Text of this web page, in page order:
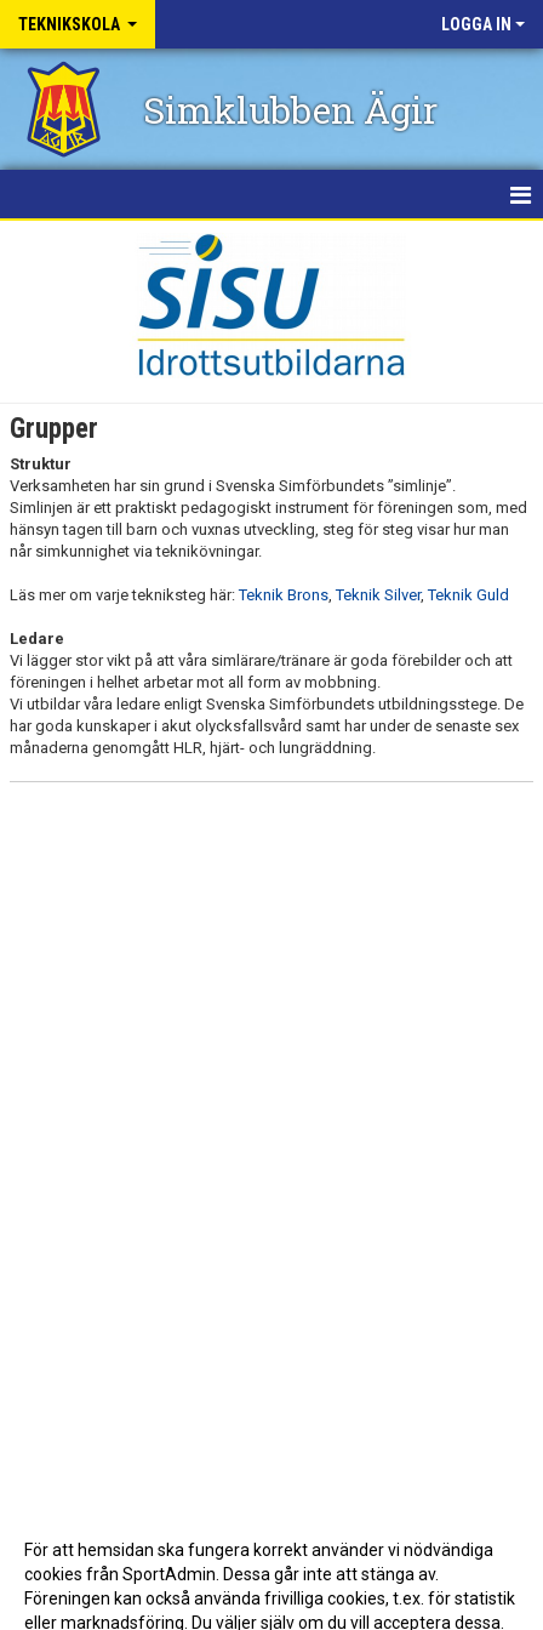
TEKNIKSKOLA LOGGA IN
Simklubben Ägir
TEKNIK SILVER
TEKNIK GULD
SIMIDROTTSGRUPP
TÄVLINGAR
BOKA AKTIVITET
Grupper
Struktur
Verksamheten har sin grund i Svenska Simförbundets ”simlinje”.
Simlinjen är ett praktiskt pedagogiskt instrument för föreningen som, med
hänsyn tagen till barn och vuxnas utveckling, steg för steg visar hur man
når simkunnighet via teknikövningar.
Läs mer om varje tekniksteg här:Teknik Brons,Teknik Silver,Teknik Guld
Ledare
Vi lägger stor vikt på att våra simlärare/tränare är goda förebilder och att
föreningen i helhet arbetar mot all form av mobbning.
Vi utbildar våra ledare enligt Svenska Simförbundets utbildningsstege. De
har goda kunskaper i akut olycksfallsvård samt har under de senaste sex
månaderna genomgått HLR, hjärt- och lungräddning.
För att hemsidan ska fungera korrekt använder vi nödvändiga
cookies från SportAdmin. Dessa går inte att stänga av.
Föreningen kan också använda frivilliga cookies, t.ex. för statistik
eller marknadsföring. Du väljer själv om du vill acceptera dessa.